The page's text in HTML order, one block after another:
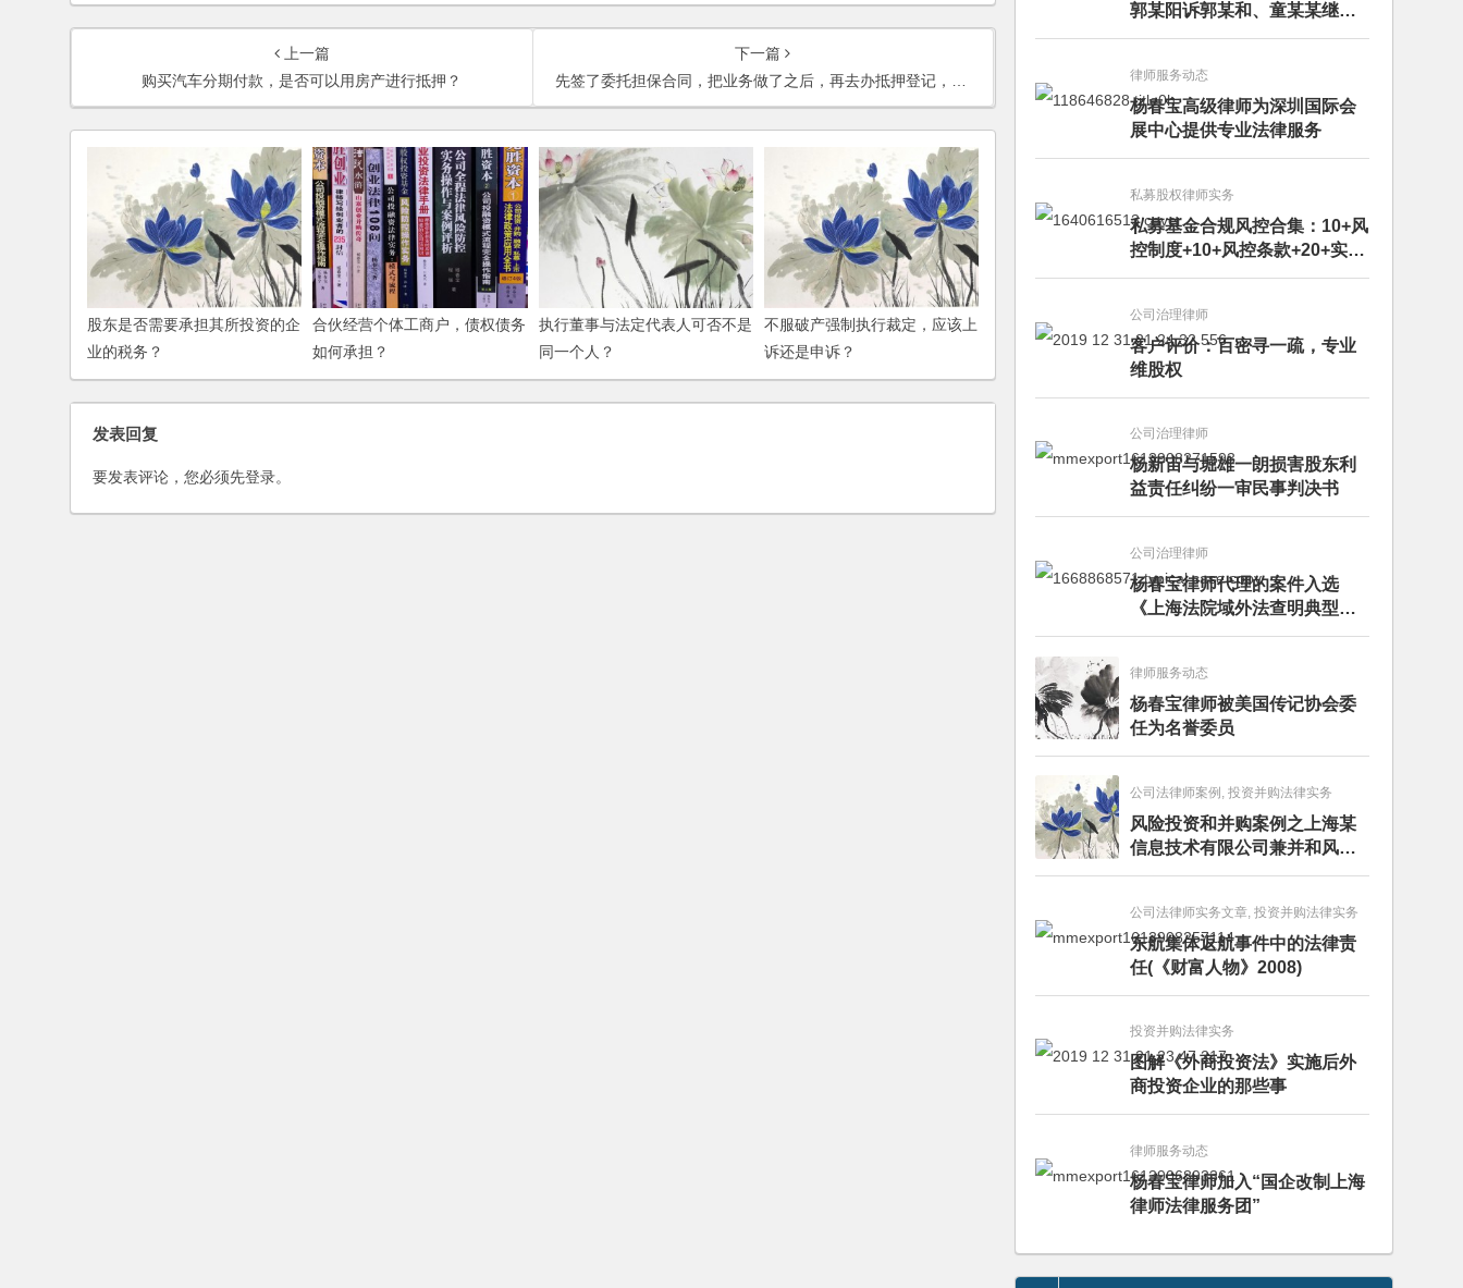
上一篇
购买汽车分期付款，是否可以用房产进行抵押？
下一篇
先签了委托担保合同，把业务做了之后，再去办抵押登记，是否存在风险？
股东是否需要承担其所投资的企
业的税务？
合伙经营个体工商户，债权债务
如何承担？
执行董事与法定代表人可否不是
同一个人？
不服破产强制执行裁定，应该上
诉还是申诉？
发表回复
要发表评论，您必须先登录。
郭某阳诉郭某和、童某某继承
纠纷案
律师服务动态
杨春宝高级律师为深圳国际会
展中心提供专业法律服务
私募股权律师实务
私募基金合规风控合集：10+风
控制度+10+风控条款+20+实务
文章+每月动态
公司治理律师
客户评价：百密寻一疏，专业
维股权
公司治理律师
杨新宙与堀雄一朗损害股东利
益责任纠纷一审民事判决书
公司治理律师
杨春宝律师代理的案件入选
《上海法院域外法查明典型案
例》
律师服务动态
杨春宝律师被美国传记协会委
任为名誉委员
公司法律师案例, 投资并购法律实务
风险投资和并购案例之上海某
信息技术有限公司兼并和风险
投资服务
公司法律师实务文章, 投资并购法律实务
东航集体返航事件中的法律责
任(《财富人物》2008)
投资并购法律实务
图解《外商投资法》实施后外
商投资企业的那些事
律师服务动态
杨春宝律师加入“国企改制上海
律师法律服务团”